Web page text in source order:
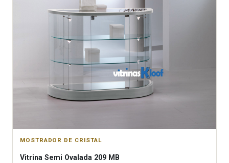
MOSTRADOR DE CRISTAL
Vitrina Semi Ovalada 209 MB